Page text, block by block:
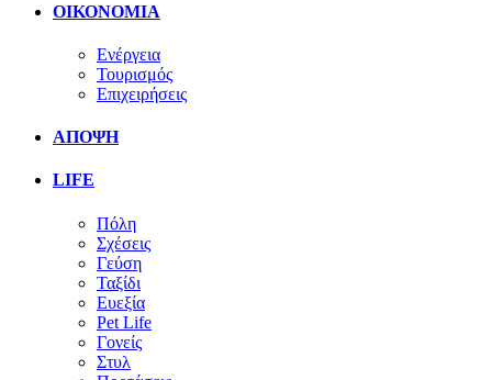
ΟΙΚΟΝΟΜΙΑ
Ενέργεια
Τουρισμός
Επιχειρήσεις
ΑΠΟΨΗ
LIFE
Πόλη
Σχέσεις
Γεύση
Ταξίδι
Ευεξία
Pet Life
Γονείς
Στυλ